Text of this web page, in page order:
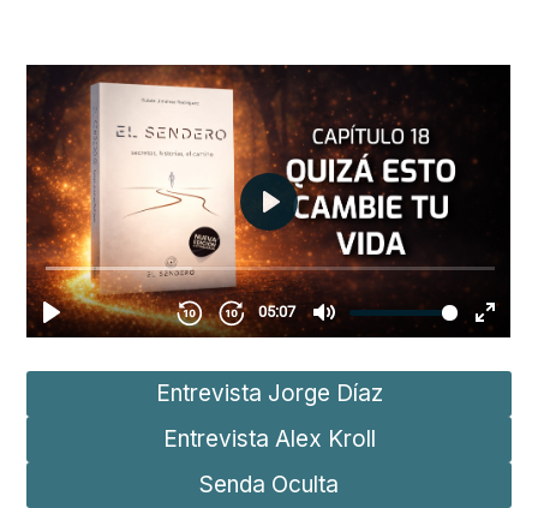
Entrevista Jorge Díaz
Entrevista Alex Kroll
Senda Oculta